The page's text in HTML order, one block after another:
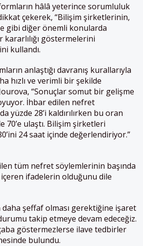
hâlâ yeterince sorumluluk
çekerek, “Bilişim şirketlerinin,
gibi diğer önemli konularda
kararlılığı göstermelerini
kullandı.
anlaştığı davranış kurallarıyla
hızlı ve verimli bir şekilde
Jourova, “Sonuçlar somut bir gelişme
İhbar edilen nefret
yüzde 28’i kaldırılırken bu oran
70’e ulaştı. Bilişim şirketleri
24 saat içinde değerlendiriyor.”
tüm nefret söylemlerinin başında
içeren ifadelerin olduğunu dile
şeffaf olması gerektiğine işaret
takip etmeye devam edeceğiz.
göstermezlerse ilave tedbirler
bulundu.